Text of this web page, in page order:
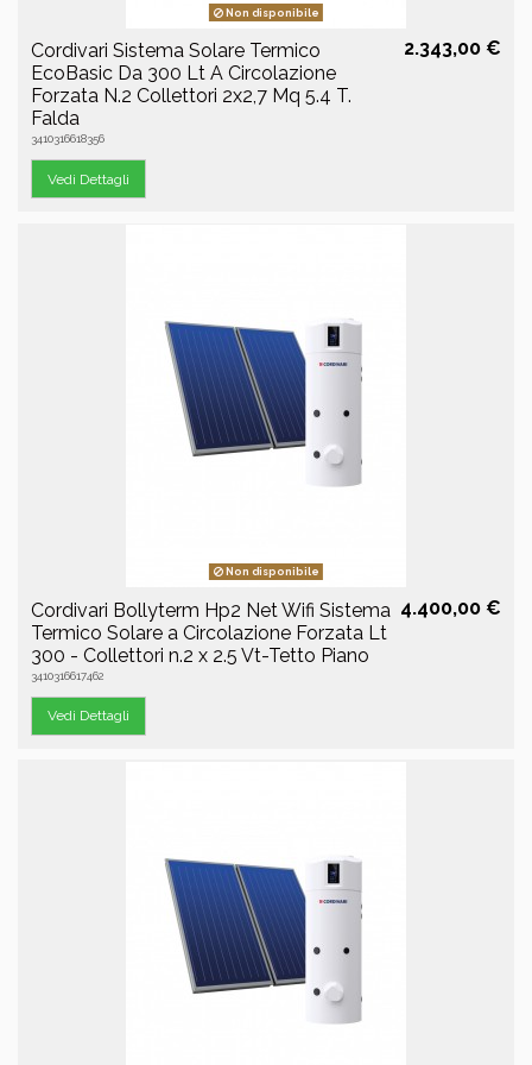
Non disponibile
Cordivari Sistema Solare Termico
EcoBasic Da 300 Lt A Circolazione
Forzata N.2 Collettori 2x2,7 Mq 5.4 T.
Falda
3410316618356
2.343,00 €
Vedi Dettagli
Non disponibile
Cordivari Bollyterm Hp2 Net Wifi Sistema
Termico Solare a Circolazione Forzata Lt
300 - Collettori n.2 x 2.5 Vt-Tetto Piano
3410316617462
4.400,00 €
Vedi Dettagli